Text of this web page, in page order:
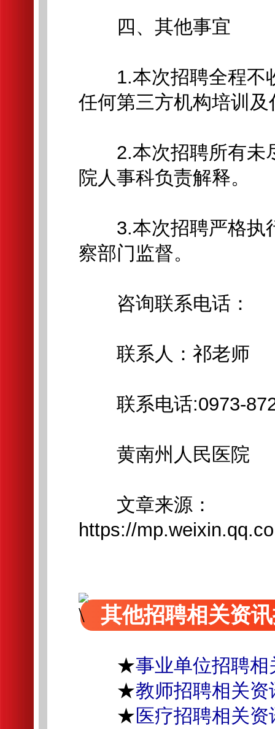
四、其他事宜
1.本次招聘全程不
任何第三方机构培训
2.本次招聘所有未
院人事科负责解释。
3.本次招聘严格执
察部门监督。
咨询联系电话：
联系人：祁老师
联系电话:0973-
黄南州人民医院
文章来源：
https://
其他招聘相关资
★事业单位招聘相
★教师招聘相关资
★医疗招聘相关资